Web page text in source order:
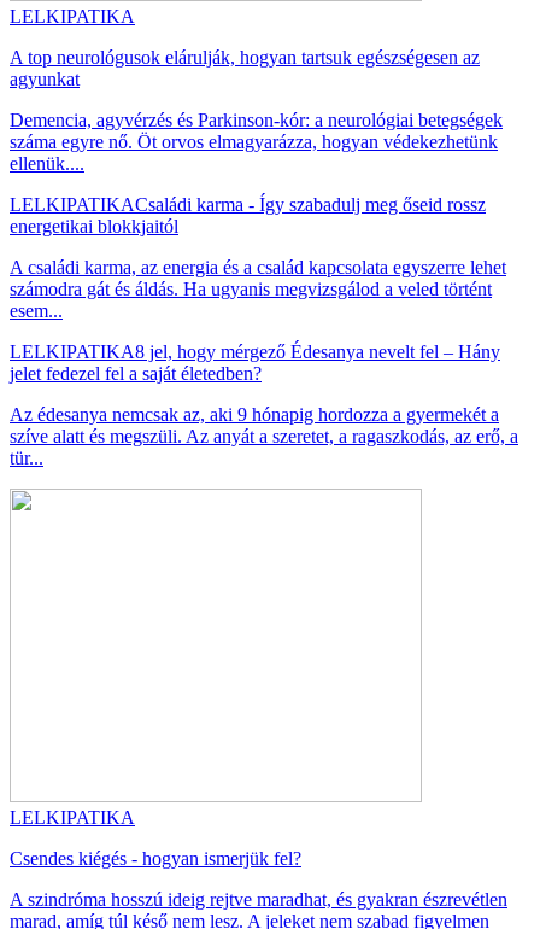
LELKIPATIKA
A top neurológusok elárulják, hogyan tartsuk egészségesen az
agyunkat
Demencia, agyvérzés és Parkinson-kór: a neurológiai betegségek
száma egyre nő. Öt orvos elmagyarázza, hogyan védekezhetünk
ellenük....
LELKIPATIKACsaládi karma - Így szabadulj meg őseid rossz
energetikai blokkjaitól
A családi karma, az energia és a család kapcsolata egyszerre lehet
számodra gát és áldás. Ha ugyanis megvizsgálod a veled történt
esem...
LELKIPATIKA8 jel, hogy mérgező Édesanya nevelt fel – Hány
jelet fedezel fel a saját életedben?
Az édesanya nemcsak az, aki 9 hónapig hordozza a gyermekét a
szíve alatt és megszüli. Az anyát a szeretet, a ragaszkodás, az erő, a
tür...
LELKIPATIKA
Csendes kiégés - hogyan ismerjük fel?
A szindróma hosszú ideig rejtve maradhat, és gyakran észrevétlen
marad, amíg túl késő nem lesz. A jeleket nem szabad figyelmen